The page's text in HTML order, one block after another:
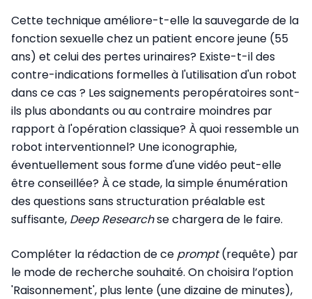
Cette technique améliore-t-elle la sauvegarde de la
fonction sexuelle chez un patient encore jeune (55
ans) et celui des pertes urinaires? Existe-t-il des
contre-indications formelles à l'utilisation d'un robot
dans ce cas ? Les saignements peropératoires sont-
ils plus abondants ou au contraire moindres par
rapport à l'opération classique? À quoi ressemble un
robot interventionnel? Une iconographie,
éventuellement sous forme d'une vidéo peut-elle
être conseillée? À ce stade, la simple énumération
des questions sans structuration préalable est
suffisante, Deep Researchse chargera de le faire.
Compléter la rédaction de ce prompt(requête) par
le mode de recherche souhaité. On choisira l’option
'Raisonnement', plus lente (une dizaine de minutes),